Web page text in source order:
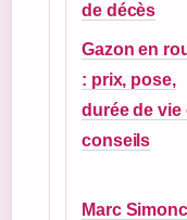
de décès
Gazon en
: prix, pose,
durée de vie
conseils
Marc